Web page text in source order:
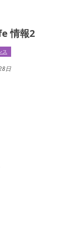
情報2
ス
日